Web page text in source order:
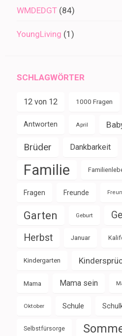
WMDEDGT (84)
YoungLiving (1)
SCHLAGWÖRTER
12 von 12 1000 Fragen
Antworten April
Brüder Dankbarkeit
Familie
Fragen Freunde
Garten Geburt
Herbst Januar
Kindergarten
Mama Mama sein
Oktober Schule
Selbstfürsorge